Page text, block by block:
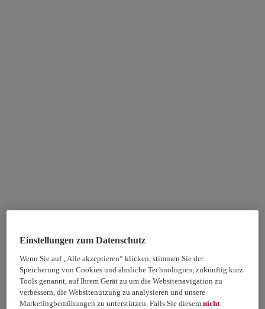
Einstellungen zum Datenschutz
Wenn Sie auf „Alle akzeptieren“ klicken, stimmen Sie der
Speicherung von Cookies und ähnliche Technologien, zukünftig kurz
Tools genannt, auf Ihrem Gerät zu um die Websitenavigation zu
verbessern, die Websitenutzung zu analysieren und unsere
Marketingbemühungen zu unterstützen. Falls Sie diesemnicht